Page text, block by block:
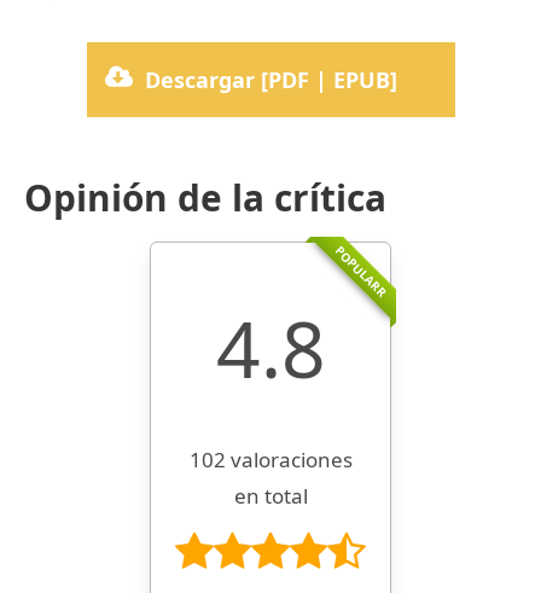
Descargar [PDF | EPUB]
Opinión de la crítica
POPULARR
4.8
102 valoraciones
en total